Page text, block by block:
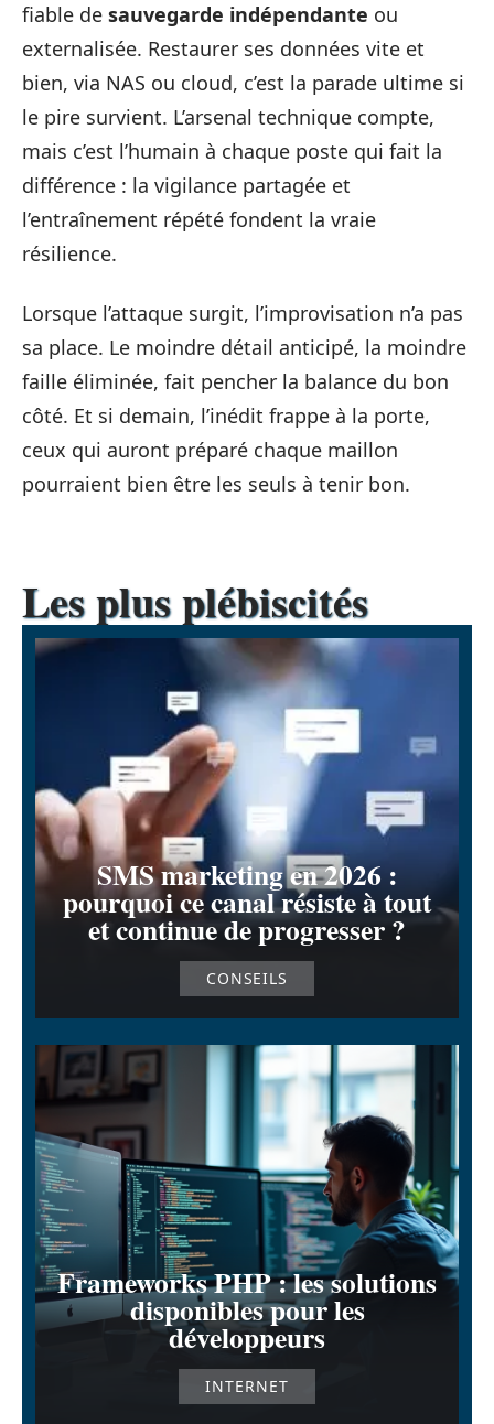
fiable de sauvegarde indépendante ou
externalisée. Restaurer ses données vite et
bien, via NAS ou cloud, c’est la parade ultime si
le pire survient. L’arsenal technique compte,
mais c’est l’humain à chaque poste qui fait la
différence : la vigilance partagée et
l’entraînement répété fondent la vraie
résilience.
Lorsque l’attaque surgit, l’improvisation n’a pas
sa place. Le moindre détail anticipé, la moindre
faille éliminée, fait pencher la balance du bon
côté. Et si demain, l’inédit frappe à la porte,
ceux qui auront préparé chaque maillon
pourraient bien être les seuls à tenir bon.
Les plus plébiscités
SMS marketing en 2026 :
pourquoi ce canal résiste à tout
et continue de progresser ?
CONSEILS
Frameworks PHP : les solutions
disponibles pour les
développeurs
INTERNET